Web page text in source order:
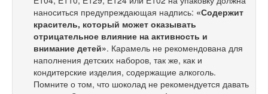
наноситься предупреждающая надпись: «Содержит
краситель, который может оказывать
отрицательное влияние на активность и
внимание детей». Карамель не рекомендована для
наполнения детских наборов, так же, как и
кондитерские изделия, содержащие алкоголь.
Помните о том, что шоколад не рекомендуется давать